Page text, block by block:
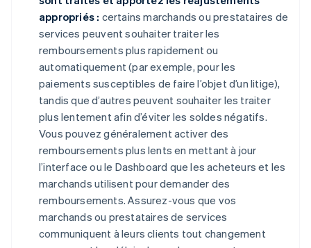
appropriés : certains marchands ou prestataires de
services peuvent souhaiter traiter les
remboursements plus rapidement ou
automatiquement (par exemple, pour les
paiements susceptibles de faire l’objet d’un litige),
tandis que d’autres peuvent souhaiter les traiter
plus lentement afin d’éviter les soldes négatifs.
Vous pouvez généralement activer des
remboursements plus lents en mettant à jour
l’interface ou le Dashboard que les acheteurs et les
marchands utilisent pour demander des
remboursements. Assurez-vous que vos
marchands ou prestataires de services
communiquent à leurs clients tout changement